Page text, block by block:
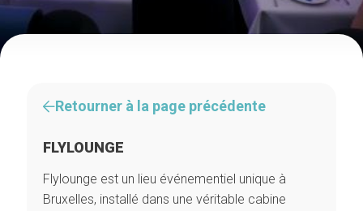
Retourner à la page précédente
FLYLOUNGE
Flylounge est un lieu événementiel unique à
Bruxelles, installé dans une véritable cabine